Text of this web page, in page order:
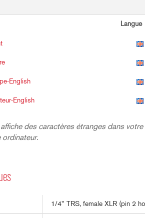
Langue
English
English
des caractères étranges dans
ordinateur.
1/4" TRS, female XLR (pin 2